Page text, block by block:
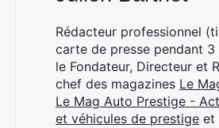
Rédacteur professionnel
carte de presse pendant 3
le Fondateur, Directeur et
chef des magazines Le
Le Mag Auto Prestige -
et véhicules de prestige et